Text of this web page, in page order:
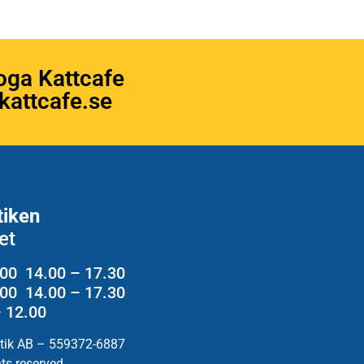
Kattcafe
14.00 – 17.30
14.00 – 17.30
12.00
AB – 559372-6887